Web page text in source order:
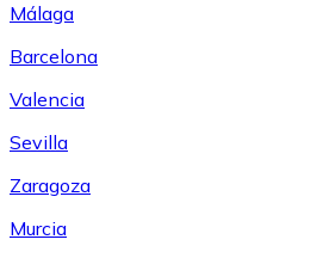
Málaga
Barcelona
Valencia
Sevilla
Zaragoza
Murcia